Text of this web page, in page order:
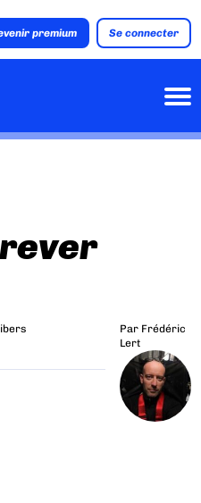
premium Se connecter
Par Frédéric
Lert